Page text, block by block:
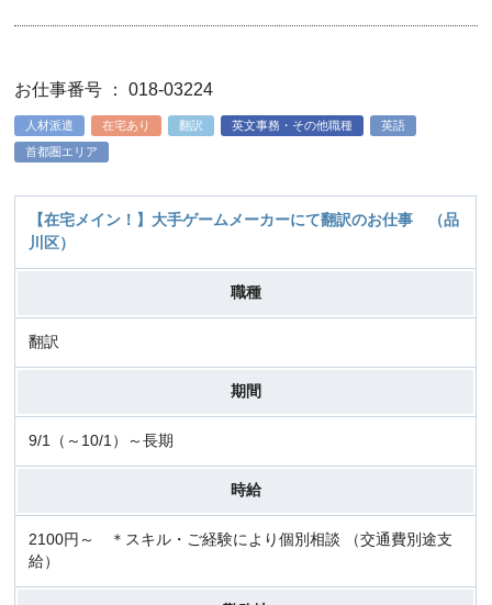
お仕事番号 ： 018-03224
人材派遣 在宅あり 翻訳 英文事務・その他職種
英語
首都圏エリア
【在宅メイン！】大手ゲームメーカーにて翻訳のお仕事 （品
川区）
職種
翻訳
期間
9/1（～10/1）～長期
時給
2100円～ ＊スキル・ご経験により個別相談 （交通費別途支
給）